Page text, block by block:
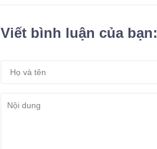
Viết bình luận của bạn: